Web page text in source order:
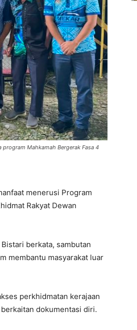
program Mahkamah Bergerak Fasa 4
menerusi Program
Rakyat Dewan
berkata, sambutan
membantu masyarakat luar
perkhidmatan kerajaan
dokumentasi diri.